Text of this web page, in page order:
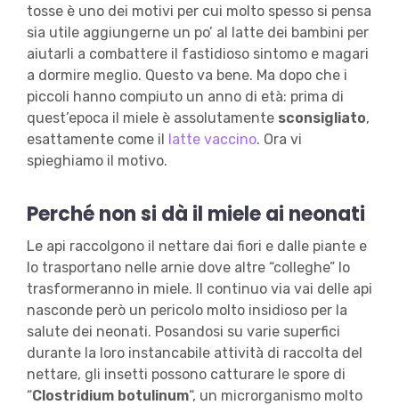
tosse è uno dei motivi per cui molto spesso si pensa
sia utile aggiungerne un po’ al latte dei bambini per
aiutarli a combattere il fastidioso sintomo e magari
a dormire meglio. Questo va bene. Ma dopo che i
piccoli hanno compiuto un anno di età: prima di
quest’epoca il miele è assolutamente sconsigliato,
esattamente come il
latte vaccino. Ora vi
spieghiamo il motivo.
Perché non si dà il miele ai neonati
Le api raccolgono il nettare dai fiori e dalle piante e
lo trasportano nelle arnie dove altre “colleghe” lo
trasformeranno in miele. Il continuo via vai delle api
nasconde però un pericolo molto insidioso per la
salute dei neonati. Posandosi su varie superfici
durante la loro instancabile attività di raccolta del
nettare, gli insetti possono catturare le spore di
“Clostridium botulinum“, un microrganismo molto